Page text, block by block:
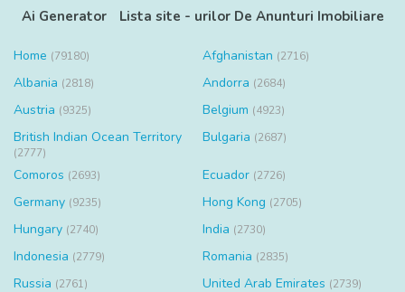
Ai Generator
Lista site - urilor De Anunturi Imobiliare
Home (79180) Afghanistan (2716)
Albania (2818) Andorra (2684)
Austria (9325) Belgium (4923)
British Indian Ocean Territory
(2777)
Bulgaria (2687)
Comoros (2693) Ecuador (2726)
Germany (9235) Hong Kong (2705)
Hungary (2740) India (2730)
Indonesia (2779) Romania (2835)
Russia (2761) United Arab Emirates (2739)